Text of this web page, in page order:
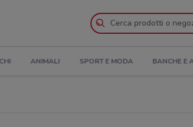
ANIMALI SPORT E MODA BANCHE E